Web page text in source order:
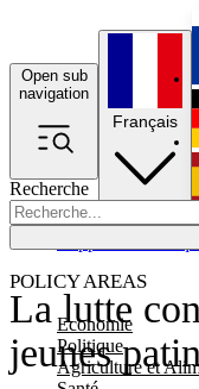
Open sub
navigation
Recherche
POLICY AREAS
Economie
Politique
Agriculture et
Français
La lutte
jeunes